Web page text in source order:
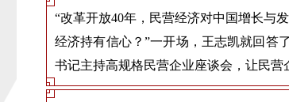
“改革开放40年，民营经济对中国增长与
经济持有信心？”一开场，王志凯就回答
书记主持高规格民营企业座谈会，让民营